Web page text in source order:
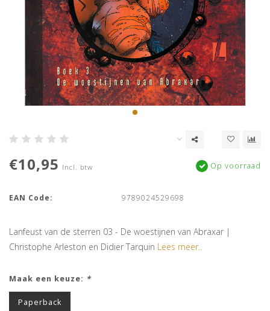
€10,95 Incl. btw Op voorraad
EAN Code: 9789024529698
Lanfeust van de sterren 03 - De woestijnen van Abraxar |
Christophe Arleston en Didier Tarquin Lees meer..
Maak een keuze: *
Paperback